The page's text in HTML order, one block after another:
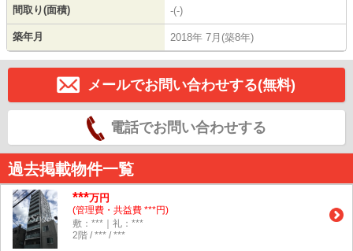
間取り(面積) -(-)
築年月 2018年 7月(築8年)
メールでお問い合わせする(無料)
電話でお問い合わせする
過去掲載物件一覧
***万円
(管理費・共益費 ***円)
敷：***｜礼：***
2階 / *** / ***